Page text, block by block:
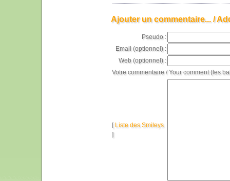
Ajouter un commentaire... /
Pseudo :
Email (optionnel) :
Web (optionnel) :
Votre commentaire / Your comment (les
[ Liste des Smileys
]